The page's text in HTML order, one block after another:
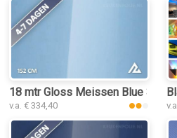
18 mtr Gloss Meissen Blue 3219
v.a. € 334,40